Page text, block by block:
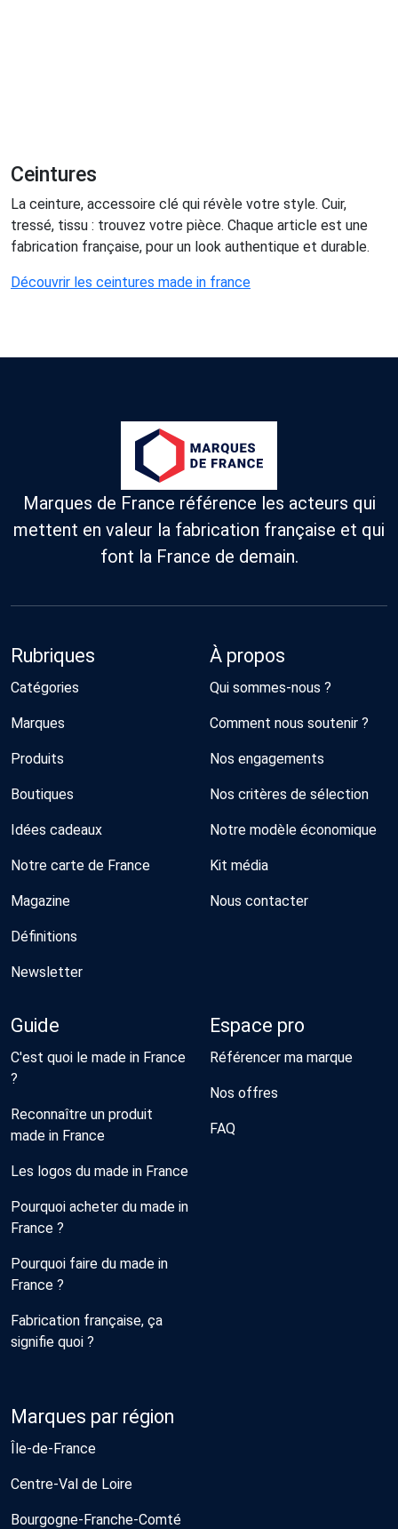
Ceintures
La ceinture, accessoire clé qui révèle votre style. Cuir,
tressé, tissu : trouvez votre pièce. Chaque article est une
fabrication française, pour un look authentique et durable.
Découvrir les ceintures made in france
Marques de France référence les acteurs qui
mettent en valeur la fabrication française et qui
font la France de demain.
Rubriques
Catégories
Marques
Produits
Boutiques
Idées cadeaux
Notre carte de France
Magazine
Définitions
Newsletter
À propos
Qui sommes-nous ?
Comment nous soutenir ?
Nos engagements
Nos critères de sélection
Notre modèle économique
Kit média
Nous contacter
Guide
C'est quoi le made in France
?
Reconnaître un produit
made in France
Les logos du made in France
Pourquoi acheter du made in
France ?
Pourquoi faire du made in
France ?
Fabrication française, ça
signifie quoi ?
Espace pro
Référencer ma marque
Nos offres
FAQ
Marques par région
Île-de-France
Centre-Val de Loire
Bourgogne-Franche-Comté